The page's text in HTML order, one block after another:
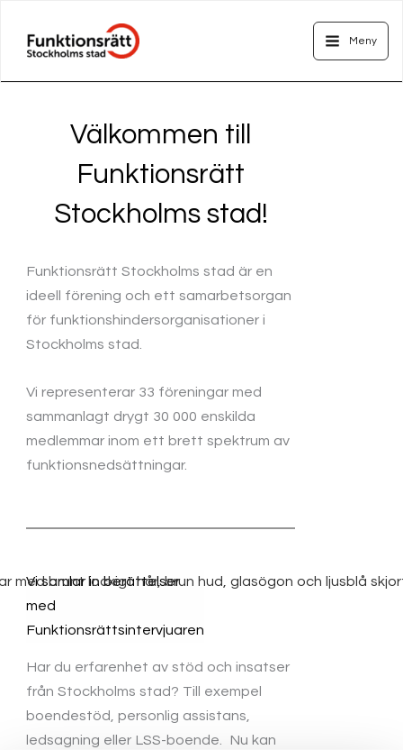
innehåll
Main
Menu
Meny
Välkommen till
Funktionsrätt
Stockholms stad!
Funktionsrätt Stockholms stad är en
ideell förening och ett samarbetsorgan
för funktionshindersorganisationer i
Stockholms stad.
Vi representerar 33 föreningar med
sammanlagt drygt 30 000 enskilda
medlemmar inom ett brett spektrum av
funktionsnedsättningar.
Vi samlar in berättelser
med
Funktionsrättsintervjuaren
Har du erfarenhet av stöd och insatser
från Stockholms stad? Till exempel
boendestöd, personlig assistans,
ledsagning eller LSS-boende. Nu kan